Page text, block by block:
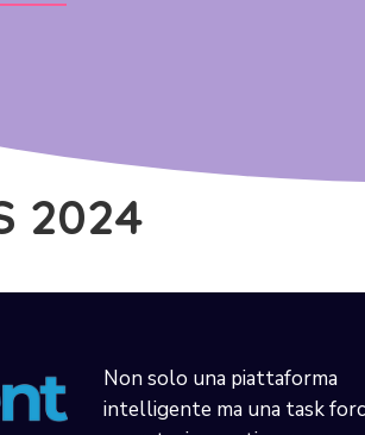
2024
Non solo una piattaforma
intelligente ma una task